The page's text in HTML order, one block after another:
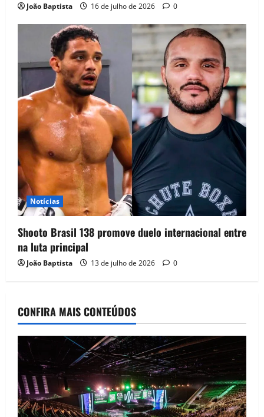
João Baptista 16 de julho de 2026 0
Notícias
Shooto Brasil 138 promove duelo internacional entre
na luta principal
João Baptista 13 de julho de 2026 0
CONFIRA MAIS CONTEÚDOS